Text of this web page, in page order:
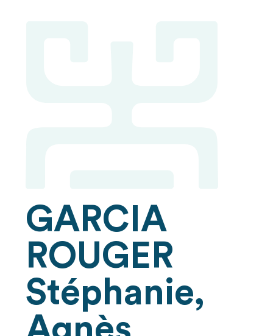
GARCIA
ROUGER
Stéphanie,